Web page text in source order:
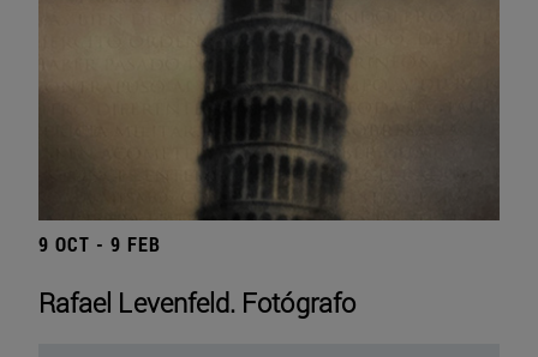
9 OCT - 9 FEB
Rafael Levenfeld. Fotógrafo